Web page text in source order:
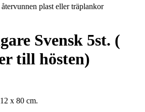
plast eller träplankor
Svensk 5st. (
till hösten)
x 80 cm.